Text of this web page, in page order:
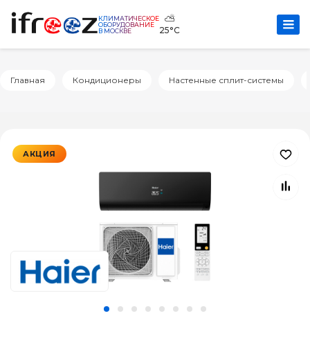
КЛИМАТИЧЕСКОЕ
ОБОРУДОВАНИЕ
В МОСКВЕ
⛅
25°C
Главная Кондиционеры Настенные сплит-системы
АКЦИЯ